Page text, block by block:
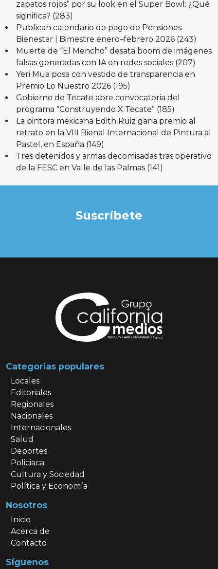
zapatos rojos” por su look en el Super Bowl: ¿Qué
significa? (283)
Publican calendario de pago de Pensiones
Bienestar | Bimestre enero–febrero 2026 (243)
Muerte de “El Mencho” desata boom de imágenes
falsas generadas con IA en redes sociales (207)
Yeri Mua posa con vestido de transparencia en
Premio Lo Nuestro 2026 (195)
Gobierno de Tecate abre convocatoria del
programa “Construyendo X Tecate” (185)
La pintora mexicana Edith Ruiz gana premio al
retrato en la VIII Bienal Internacional de Pintura al
Pastel, en España (149)
Tres detenidos y armas decomisadas tras operativo
de la FESC en Valle de las Palmas (141)
Suscríbete
Categorias populares
Locales
Editoriales
Regionales
Nacionales
Internacionales
Salud
Deportes
Policiaca
Cultura y Sociedad
Política y Economía
Nosotros
Inicio
Acerca de
Contacto
Síguenos